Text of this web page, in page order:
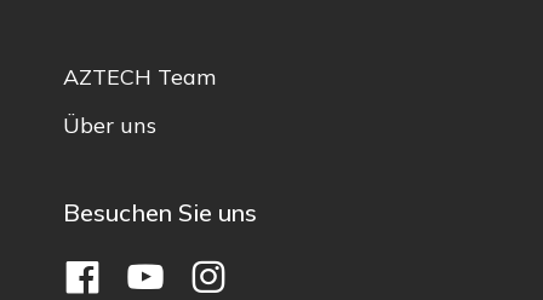
AZTECH Team
Über uns
Besuchen Sie uns